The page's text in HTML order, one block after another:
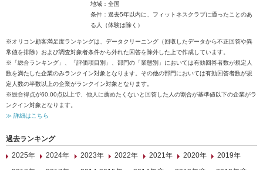
地域：全国
条件：過去5年以内に、フィットネスクラブに通ったことのあ
る人（体験は除く）
※オリコン顧客満足度ランキングは、データクリーニング（回収したデータから不正回答や異
常値を排除）および調査対象者条件から外れた回答を除外した上で作成しています。
※「総合ランキング」、「評価項目別」、部門の「業態別」においては有効回答者数が規定人
数を満たした企業のみランクイン対象となります。その他の部門においては有効回答者数が規
定人数の半数以上の企業がランクイン対象となります。
※総合得点が60.00点以上で、他人に薦めたくないと回答した人の割合が基準値以下の企業がラ
ンクイン対象となります。
≫ 詳細はこちら
過去ランキング
2025年
2024年 2023年 2022年 2021年 2020年
2019年